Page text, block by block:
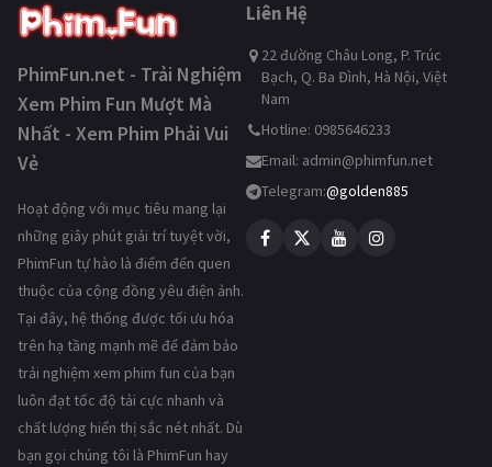
PhimFun.net - Trải Nghiệm
Xem Phim Fun Mượt Mà
Nhất - Xem Phim Phải Vui
Vẻ
Hoạt động với mục tiêu mang lại
những giây phút giải trí tuyệt vời,
PhimFun tự hào là điểm đến quen
thuộc của cộng đồng yêu điện ảnh.
Tại đây, hệ thống được tối ưu hóa
trên hạ tầng mạnh mẽ để đảm bảo
trải nghiệm xem phim fun của bạn
luôn đạt tốc độ tải cực nhanh và
chất lượng hiển thị sắc nét nhất. Dù
bạn gọi chúng tôi là PhimFun hay
Liên Hệ
22 đường Châu Long, P. Trúc
Bạch, Q. Ba Đình, Hà Nội, Việt
Nam
Hotline: 0985646233
Email: admin@phimfun.net
Telegram:@golden885